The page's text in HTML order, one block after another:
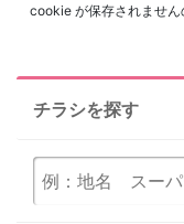
cookie が保存されません
チラシを探す